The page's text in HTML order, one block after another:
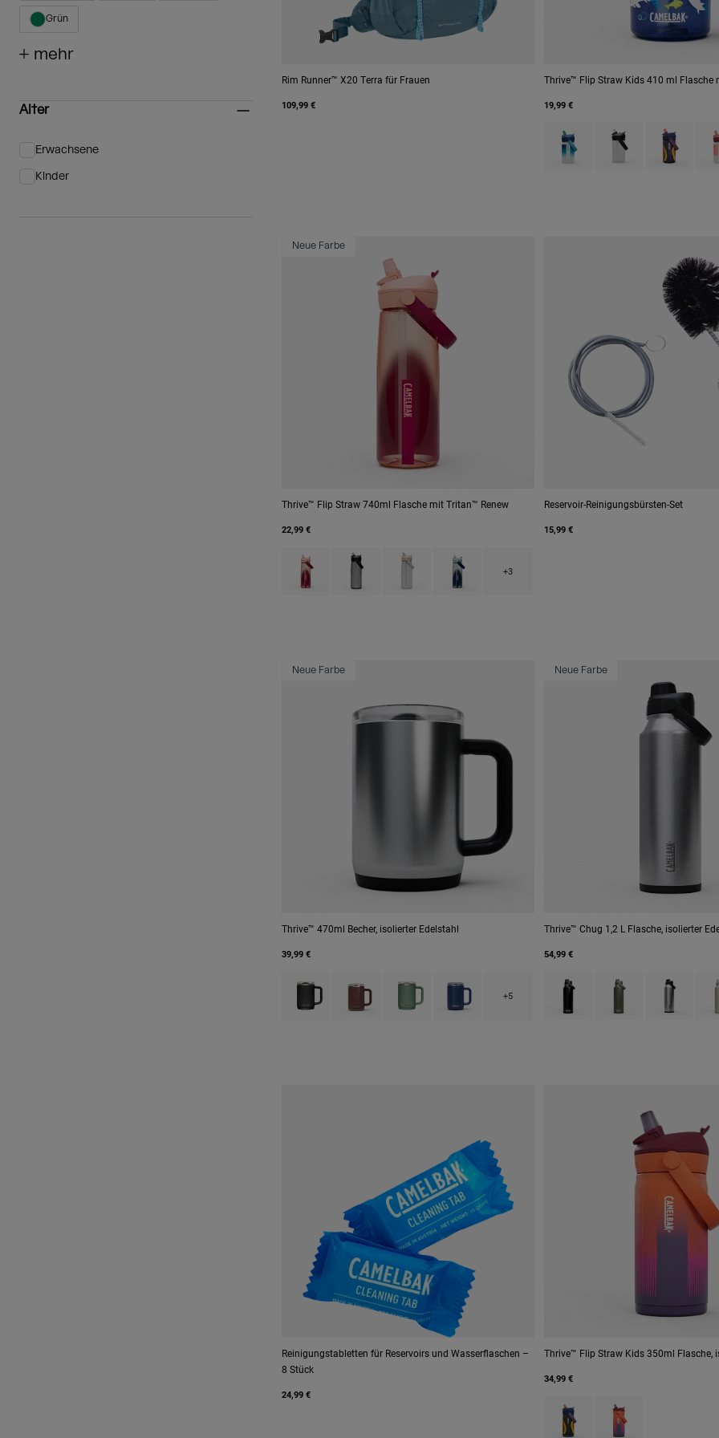
Grün
Eingrenzen nach Farbe: Grün
+ mehr
Alter
Erwachsene
Eingrenzen nach Alter: Erwachsene
Kinder
Eingrenzen nach Alter: Kinder
Rim Runner™ X20 Terra für Frauen
109,99 €
Thrive™ Flip Straw Kids 410 ml Flasche
19,99 €
Product swatch type of Blue
Product swatch type of
Product
Neue Farbe
Thrive™ Flip Straw 740ml Flasche mit Tritan™ Renew
22,99 €
Product swatch type of Blush Dawn.
Product swatch type of Charcoal Grey.
Product swatch type of Clear.
Product swatch type of Deep Sea Dawn.
+3
Reservoir-Reinigungsbürsten-Set
15,99 €
Neue Farbe
Thrive™ 470ml Becher, isolierter Edelstahl
39,99 €
Product swatch type of Black.
Product swatch type of Burnt Umber.
Product swatch type of Moss Green.
Product swatch type of Navy.
+5
Neue Farbe
Thrive™ Chug 1,2 L Flasche, isolierter
54,99 €
Product swatch type of Black.
Product swatch type of
Product
Reinigungstabletten für Reservoirs und Wasserflaschen –
8 Stück
24,99 €
Thrive™ Flip Straw Kids 350ml Flasche,
34,99 €
Product swatch type of Cyclone.
Product swatch type